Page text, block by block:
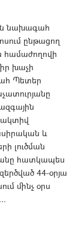
նախագահ
ընթացող
խաչի
Պետեր
և
լուծման
հատկապես
44-օրյա
մինչ օրս